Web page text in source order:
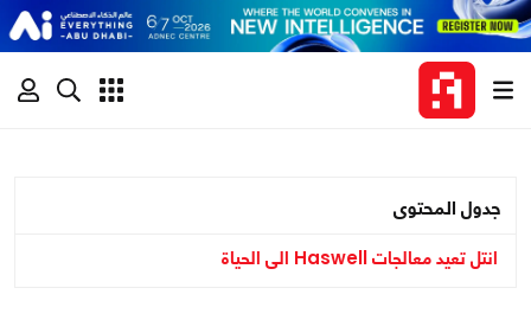
جدول المحتوى
انتل تعيد معالجات Haswell الى الحياة